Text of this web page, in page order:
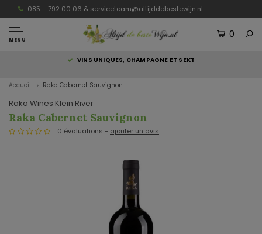
085 – 792 00 06 & serviceteam@altijddebestewijn.nl
MENU
0
VINS UNIQUES, CHAMPAGNE ET SEKT
Accueil Raka Cabernet Sauvignon
Raka Wines Klein River
Raka Cabernet Sauvignon
0 évaluations - ajouter un avis